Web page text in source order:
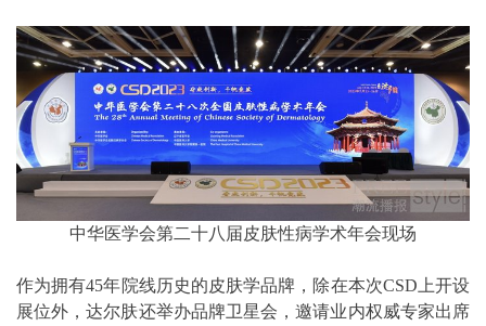
中华医学会第二十八届皮肤性病学术年会现场
作为拥有45年院线历史的皮肤学品牌，除在本次CSD上开设
展位外，达尔肤还举办品牌卫星会，邀请业内权威专家出席